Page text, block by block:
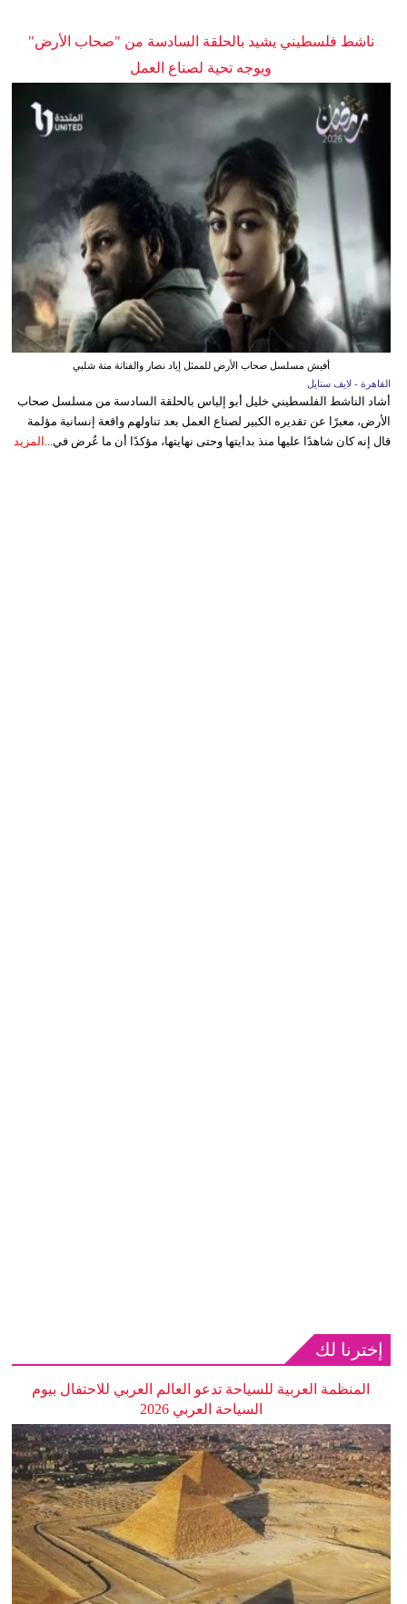
ناشط فلسطيني يشيد بالحلقة السادسة من "صحاب الأرض"
ويوجه تحية لصناع العمل
أفيش مسلسل صحاب الأرض للممثل إياد نصار والفنانة منة شلبي
القاهرة - لايف ستايل
أشاد الناشط الفلسطيني خليل أبو إلياس بالحلقة السادسة من مسلسل صحاب
الأرض، معبرًا عن تقديره الكبير لصناع العمل بعد تناولهم واقعة إنسانية مؤلمة
قال إنه كان شاهدًا عليها منذ بدايتها وحتى نهايتها، مؤكدًا أن ما عُرض في... المزيد
إخترنا لك
المنظمة العربية للسياحة تدعو العالم العربي للاحتفال بيوم
السياحة العربي 2026